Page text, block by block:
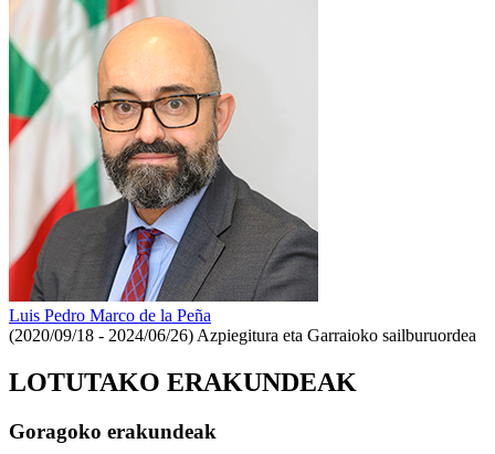
Luis Pedro Marco de la Peña
(2020/09/18 - 2024/06/26) Azpiegitura eta Garraioko sailburuordea
LOTUTAKO ERAKUNDEAK
Goragoko erakundeak